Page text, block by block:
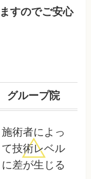
すのでご安心
グループ院
施術者によっ
て技術レベル
に差が生じる